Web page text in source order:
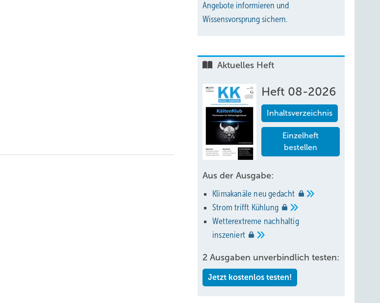
Angebote informieren und
Wissensvorsprung sichern.
Aktuelles Heft
Heft 08-2026
Inhaltsverzeichnis
Einzelheft
bestellen
Aus der Ausgabe:
Klimakanäle neugedacht
Strom trifft Kühlung
Wetterextreme nachhaltig
inszeniert
2 Ausgaben unverbindlich testen:
Jetzt kostenlos testen!